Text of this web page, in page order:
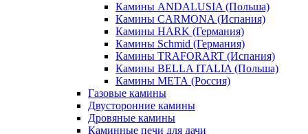
Камины ANDALUSIA (Польша)
Камины CARMONA (Испания)
Камины HARK (Германия)
Камины Schmid (Германия)
Камины TRAFORART (Испания)
Камины BELLA ITALIA (Польша)
Камины МЕТА (Россия)
Газовые камины
Двусторонние камины
Дровяные камины
Каминные печи для дачи